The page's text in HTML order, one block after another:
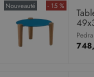
Nouveauté - 15 %